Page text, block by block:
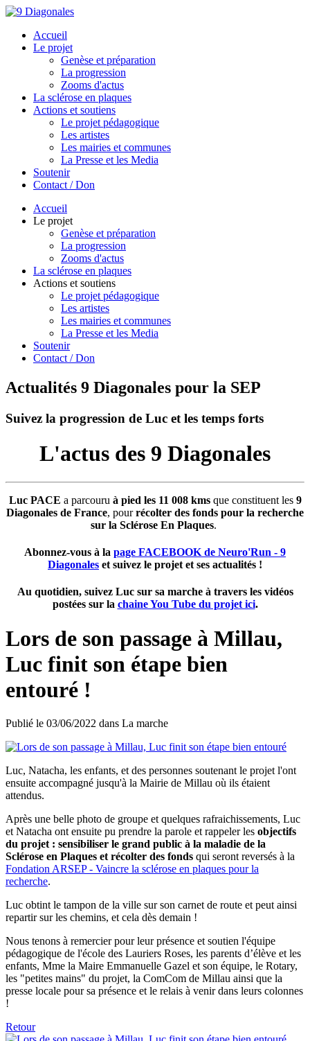
Accueil
Le projet
Genèse et préparation
La progression
Zooms d'actus
La sclérose en plaques
Actions et soutiens
Le projet pédagogique
Les artistes
Les mairies et communes
La Presse et les Media
Soutenir
Contact / Don
Accueil
Le projet
Genèse et préparation
La progression
Zooms d'actus
La sclérose en plaques
Actions et soutiens
Le projet pédagogique
Les artistes
Les mairies et communes
La Presse et les Media
Soutenir
Contact / Don
Actualités 9 Diagonales pour la SEP
Suivez la progression de Luc et les temps forts
L'actus des 9 Diagonales
Luc PACE a parcouru à pied les 11 008 kmsque constituent les 9
Diagonales de France, pourrécolter des fonds pour la recherche
sur la Sclérose En Plaques.
Abonnez-vous à la page FACEBOOK de Neuro'Run - 9
Diagonales et suivez le projet et ses actualités !
Au quotidien, suivez Luc sur sa marche à travers les vidéos
postées sur la chaine You Tube du projet ici.
Lors de son passage à Millau,
Luc finit son étape bien
entouré !
Publié le 03/06/2022 dans La marche
Luc, Natacha, les enfants, et des personnes soutenant le projet l'ont
ensuite accompagné jusqu'à la Mairie de Millau où ils étaient
attendus.
Après une belle photo de groupe et quelques rafraichissements, Luc
et Natacha ont ensuite pu prendre la parole et rappeler les objectifs
du projet : sensibiliser le grand public à la maladie de la
Sclérose en Plaques et récolter des fonds qui seront reversés à la
Fondation ARSEP - Vaincre la sclérose en plaques pour la
recherche.
Luc obtint le tampon de la ville sur son carnet de route et peut ainsi
repartir sur les chemins, et cela dès demain !
Nous tenons à remercier pour leur présence et soutien l'équipe
pédagogique de l'école des Lauriers Roses, les parents d’élève et les
enfants, Mme la Maire Emmanuelle Gazel et son équipe, le Rotary,
les "petites mains" du projet, la ComCom de Millau ainsi que la
presse locale pour sa présence et le relais à venir dans leurs colonnes
!
Retour